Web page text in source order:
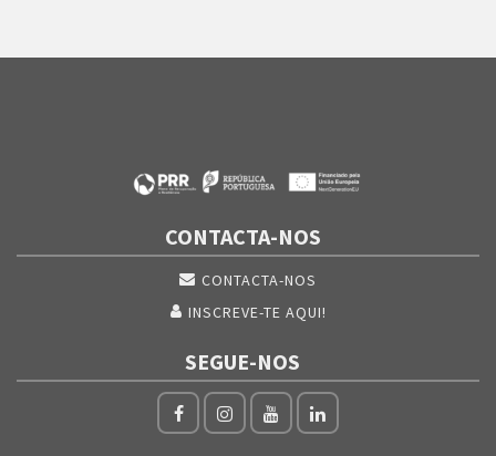
CONTACTA-NOS
CONTACTA-NOS
INSCREVE-TE AQUI!
SEGUE-NOS